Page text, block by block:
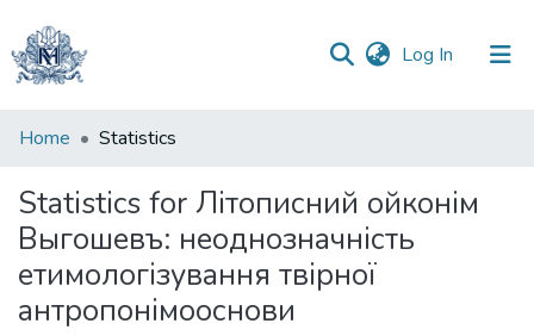
Log In (current)
Communities
Collections
All of DSpace
Home Statistics
Statistics for Літописний ойконім
Выгошевъ: неоднозначність
етимологізування твірної
антропонімооснови